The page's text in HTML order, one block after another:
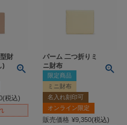
財
)
税込
パーム 二つ折りミ
ニ財布
限定商品
ミニ財布
名入れ刻印可
オンライン限定
販売価格 ¥9,350 税込